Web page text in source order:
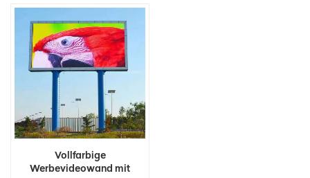
Vollfarbige
Werbevideowand mit